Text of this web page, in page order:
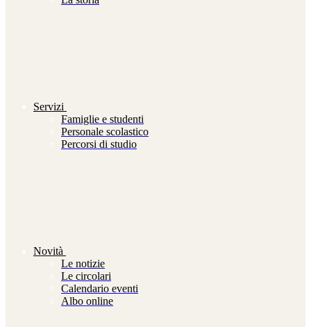
Servizi
Famiglie e studenti
Personale scolastico
Percorsi di studio
Novità
Le notizie
Le circolari
Calendario eventi
Albo online